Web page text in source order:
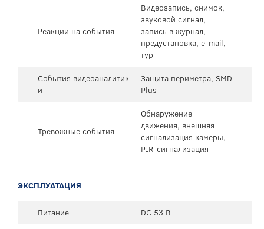
Реакции на события
Видеозапись, снимок,
звуковой сигнал,
запись в журнал,
предустановка, e-mail,
тур
События видеоаналитик
и
Защита периметра, SMD
Plus
Тревожные события
Обнаружение
движения, внешняя
сигнализация камеры,
PIR-сигнализация
ЭКСПЛУАТАЦИЯ
Питание DC 53 В